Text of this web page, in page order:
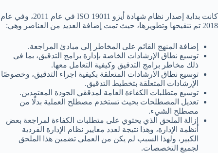
كانت بداية إصدار نظام شهادة أيزو ISO 19011 في عام 2011، وفي عام
2018 تم تنقيحها وتطويرها، حيث تمت إضافة العديد من العناصر وهي:
إضافة المنهج القائم على المخاطر إلى مبادئ المراجعة.
توسيع نطاق الإرشادات الخاصة بإدارة برامج التدقيق، بما في
ذلك مخاطر برامج التدقيق وكيفية التعامل معها.
توسيع نطاق الارشادات المتعلقة بكيفية اجراء التدقيق، وخصوصًا
الإرشادات المتعلقة بتخطيط التدقيق.
توسيع متطلبات الكفاءة العامة لمدققي الجودة المعتمدين.
تعديل المصطلحات بحيث تستخدم مصطلح العملية بدلًا من
مصطلح الشيء.
إزالة الملحق الذي يحتوي على متطلبات الكفاءة لمراجعة بعض
أنظمة الإدارة، وهذا نتيجة لعدد معايير نظام الإدارة الفردية
الكبير، ولهذا السبب لم يكن من العملي تضمين هذا الملحق
لجميع التخصصات.